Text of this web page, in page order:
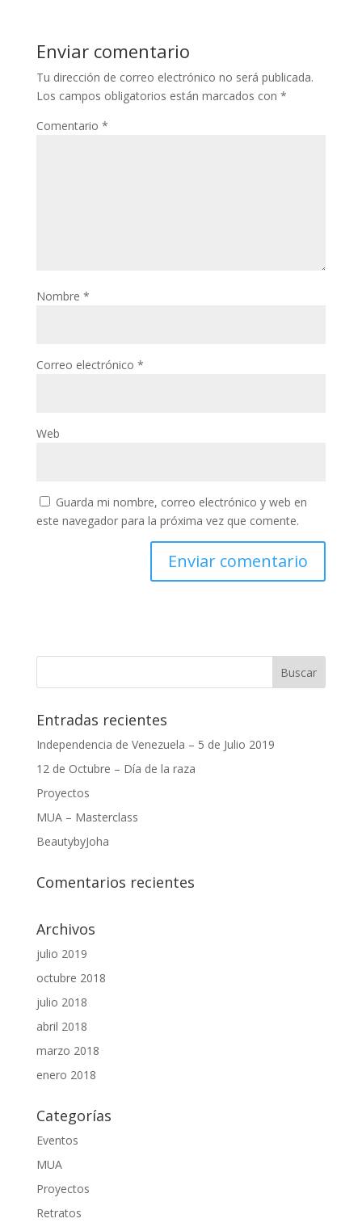
Enviar comentario
Tu dirección de correo electrónico no será publicada.
Los campos obligatorios están marcados con *
Comentario *
Nombre *
Correo electrónico *
Web
Guarda mi nombre, correo electrónico y web en
este navegador para la próxima vez que comente.
Entradas recientes
Independencia de Venezuela – 5 de Julio 2019
12 de Octubre – Día de la raza
Proyectos
MUA – Masterclass
BeautybyJoha
Comentarios recientes
Archivos
julio 2019
octubre 2018
julio 2018
abril 2018
marzo 2018
enero 2018
Categorías
Eventos
MUA
Proyectos
Retratos